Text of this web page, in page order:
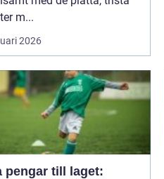
m...
2026
pengar till laget: